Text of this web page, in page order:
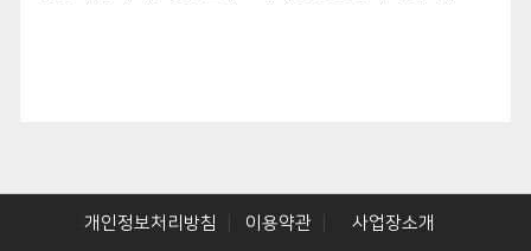
개인정보처리방침 이용약관 사업장소개